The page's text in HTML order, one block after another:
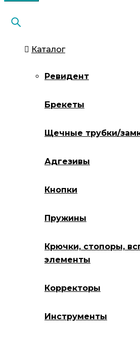
Каталог
Ревидент
Брекеты
Щечные трубки/
Адгезивы
Кнопки
Пружины
Крючки, стопоры,
элементы
Корректоры
Инструменты